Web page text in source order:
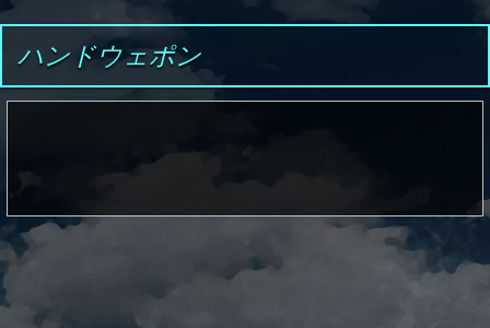
ハンドウェポン